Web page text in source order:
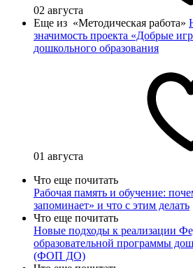
02 августа
Еще из «Методическая работа»
значимость проекта «Добрые
дошкольного образования
01 августа
Что еще почитать
Рабочая память и обучение:
запоминает» и что с этим делать
Что еще почитать
Новые подходы к реализации
образовательной программы
(ФОП ДО)